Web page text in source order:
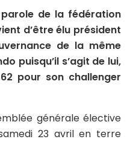
parole de la fédération
d’être élu président
de la même
puisqu’il s’agit de lui,
pour son challenger
générale élective
23 avril en terre